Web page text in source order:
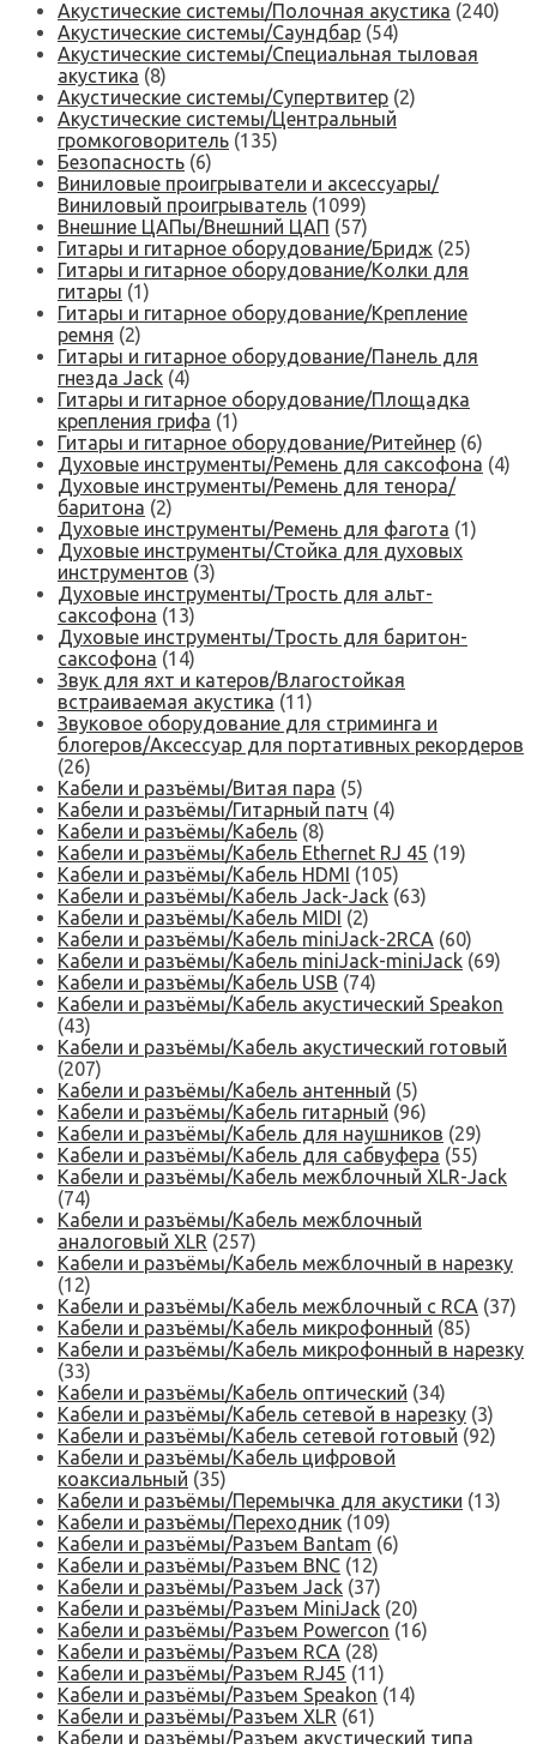
Акустические системы/Полочная акустика (240)
Акустические системы/Саундбар (54)
Акустические системы/Специальная тыловая
акустика (8)
Акустические системы/Супертвитер (2)
Акустические системы/Центральный
громкоговоритель (135)
Безопасность (6)
Виниловые проигрыватели и аксессуары/
Виниловый проигрыватель (1099)
Внешние ЦАПы/Внешний ЦАП (57)
Гитары и гитарное оборудование/Бридж (25)
Гитары и гитарное оборудование/Колки для
гитары (1)
Гитары и гитарное оборудование/Крепление
ремня (2)
Гитары и гитарное оборудование/Панель для
гнезда Jack (4)
Гитары и гитарное оборудование/Площадка
крепления грифа (1)
Гитары и гитарное оборудование/Ритейнер (6)
Духовые инструменты/Ремень для саксофона (4)
Духовые инструменты/Ремень для тенора/
баритона (2)
Духовые инструменты/Ремень для фагота (1)
Духовые инструменты/Стойка для духовых
инструментов (3)
Духовые инструменты/Трость для альт-
саксофона (13)
Духовые инструменты/Трость для баритон-
саксофона (14)
Звук для яхт и катеров/Влагостойкая
встраиваемая акустика (11)
Звуковое оборудование для стриминга и
блогеров/Аксессуар для портативных рекордеров
(26)
Кабели и разъёмы/Витая пара (5)
Кабели и разъёмы/Гитарный патч (4)
Кабели и разъёмы/Кабель (8)
Кабели и разъёмы/Кабель Ethernet RJ 45 (19)
Кабели и разъёмы/Кабель HDMI (105)
Кабели и разъёмы/Кабель Jack-Jack (63)
Кабели и разъёмы/Кабель MIDI (2)
Кабели и разъёмы/Кабель miniJack-2RCA (60)
Кабели и разъёмы/Кабель miniJack-miniJack (69)
Кабели и разъёмы/Кабель USB (74)
Кабели и разъёмы/Кабель акустический Speakon
(43)
Кабели и разъёмы/Кабель акустический готовый
(207)
Кабели и разъёмы/Кабель антенный (5)
Кабели и разъёмы/Кабель гитарный (96)
Кабели и разъёмы/Кабель для наушников (29)
Кабели и разъёмы/Кабель для сабвуфера (55)
Кабели и разъёмы/Кабель межблочный XLR-Jack
(74)
Кабели и разъёмы/Кабель межблочный
аналоговый XLR (257)
Кабели и разъёмы/Кабель межблочный в нарезку
(12)
Кабели и разъёмы/Кабель межблочный с RCA (37)
Кабели и разъёмы/Кабель микрофонный (85)
Кабели и разъёмы/Кабель микрофонный в нарезку
(33)
Кабели и разъёмы/Кабель оптический (34)
Кабели и разъёмы/Кабель сетевой в нарезку (3)
Кабели и разъёмы/Кабель сетевой готовый (92)
Кабели и разъёмы/Кабель цифровой
коаксиальный (35)
Кабели и разъёмы/Перемычка для акустики (13)
Кабели и разъёмы/Переходник (109)
Кабели и разъёмы/Разъем Bantam (6)
Кабели и разъёмы/Разъем BNC (12)
Кабели и разъёмы/Разъем Jack (37)
Кабели и разъёмы/Разъем MiniJack (20)
Кабели и разъёмы/Разъем Powercon (16)
Кабели и разъёмы/Разъем RCA (28)
Кабели и разъёмы/Разъем RJ45 (11)
Кабели и разъёмы/Разъем Speakon (14)
Кабели и разъёмы/Разъем XLR (61)
Кабели и разъёмы/Разъем акустический типа